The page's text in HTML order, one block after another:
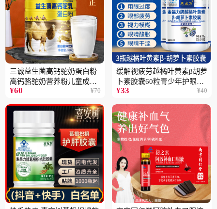
三诚益生菌高钙驼奶蛋白粉
高钙骆驼奶营养粉儿童成人
中老年高蛋白4桶
¥60 ¥70
缓解视疲劳越橘叶黄素β胡萝
卜素胶囊60粒青少年护眼中
老年保健品一瓶
¥33 ¥40